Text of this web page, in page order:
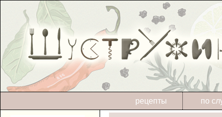
по
рецепты